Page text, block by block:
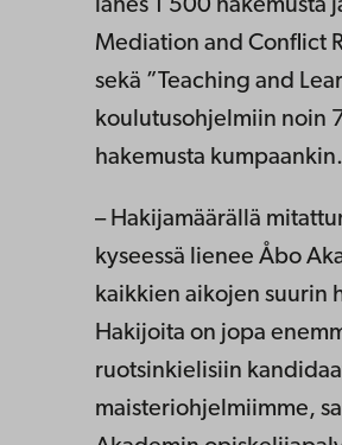
lähes 1 500 hakemusta
Mediation and Conflict
sekä ”Teaching and
koulutusohjelmiin noin
hakemusta kumpaankin.
– Hakijamäärällä
kyseessä lienee Åbo
kaikkien aikojen suurin
Hakijoita on jopa
ruotsinkielisiin
maisteriohjelmiimme,